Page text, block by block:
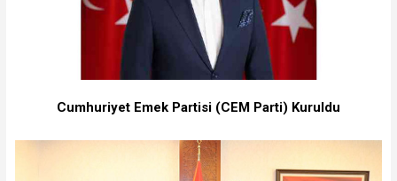
Cumhuriyet Emek Partisi (CEM Parti) Kuruldu